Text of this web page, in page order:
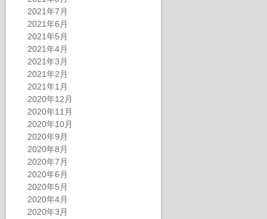
2021年7月
2021年6月
2021年5月
2021年4月
2021年3月
2021年2月
2021年1月
2020年12月
2020年11月
2020年10月
2020年9月
2020年8月
2020年7月
2020年6月
2020年5月
2020年4月
2020年3月